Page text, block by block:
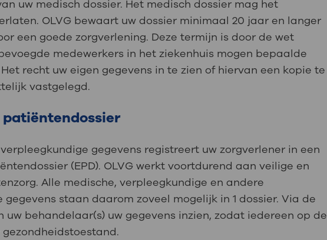
uw medisch dossier. Het medisch dossier mag het
OLVG bewaart uw dossier minimaal 20 jaar en langer
een goede zorgverlening. Deze termijn is door de wet
medewerkers in het ziekenhuis mogen bepaalde
recht uw eigen gegevens in te zien of hiervan een kopie te
vastgelegd.
gegevens registreert uw zorgverlener in een
(EPD). OLVG werkt voortdurend aan veilige en
Alle medische, verpleegkundige en andere
staan daarom zoveel mogelijk in 1 dossier. Via de
uw behandelaar(s) uw gegevens inzien, zodat iedereen op de